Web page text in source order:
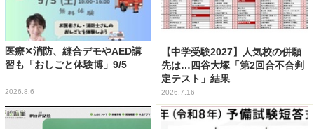
医療✕消防、縫合デモやAED講
習も「おしごと体験博」9/5
2026.8.6
【中学受験2027】人気校の併願
先は…四谷大塚「第2回合不合判
定テスト」結果
2026.7.16